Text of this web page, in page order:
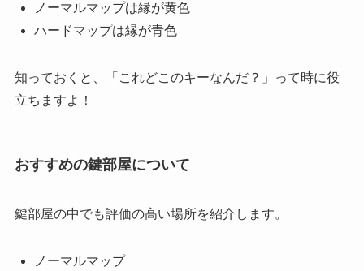
ノーマルマップは縁が黄色
ハードマップは縁が青色
知っておくと、「これどこのキーなんだ？」って時に役
立ちますよ！
おすすめの鍵部屋について
鍵部屋の中でも評価の高い場所を紹介します。
ノーマルマップ